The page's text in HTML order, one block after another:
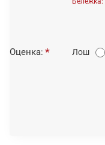
О
Оценка: Лош